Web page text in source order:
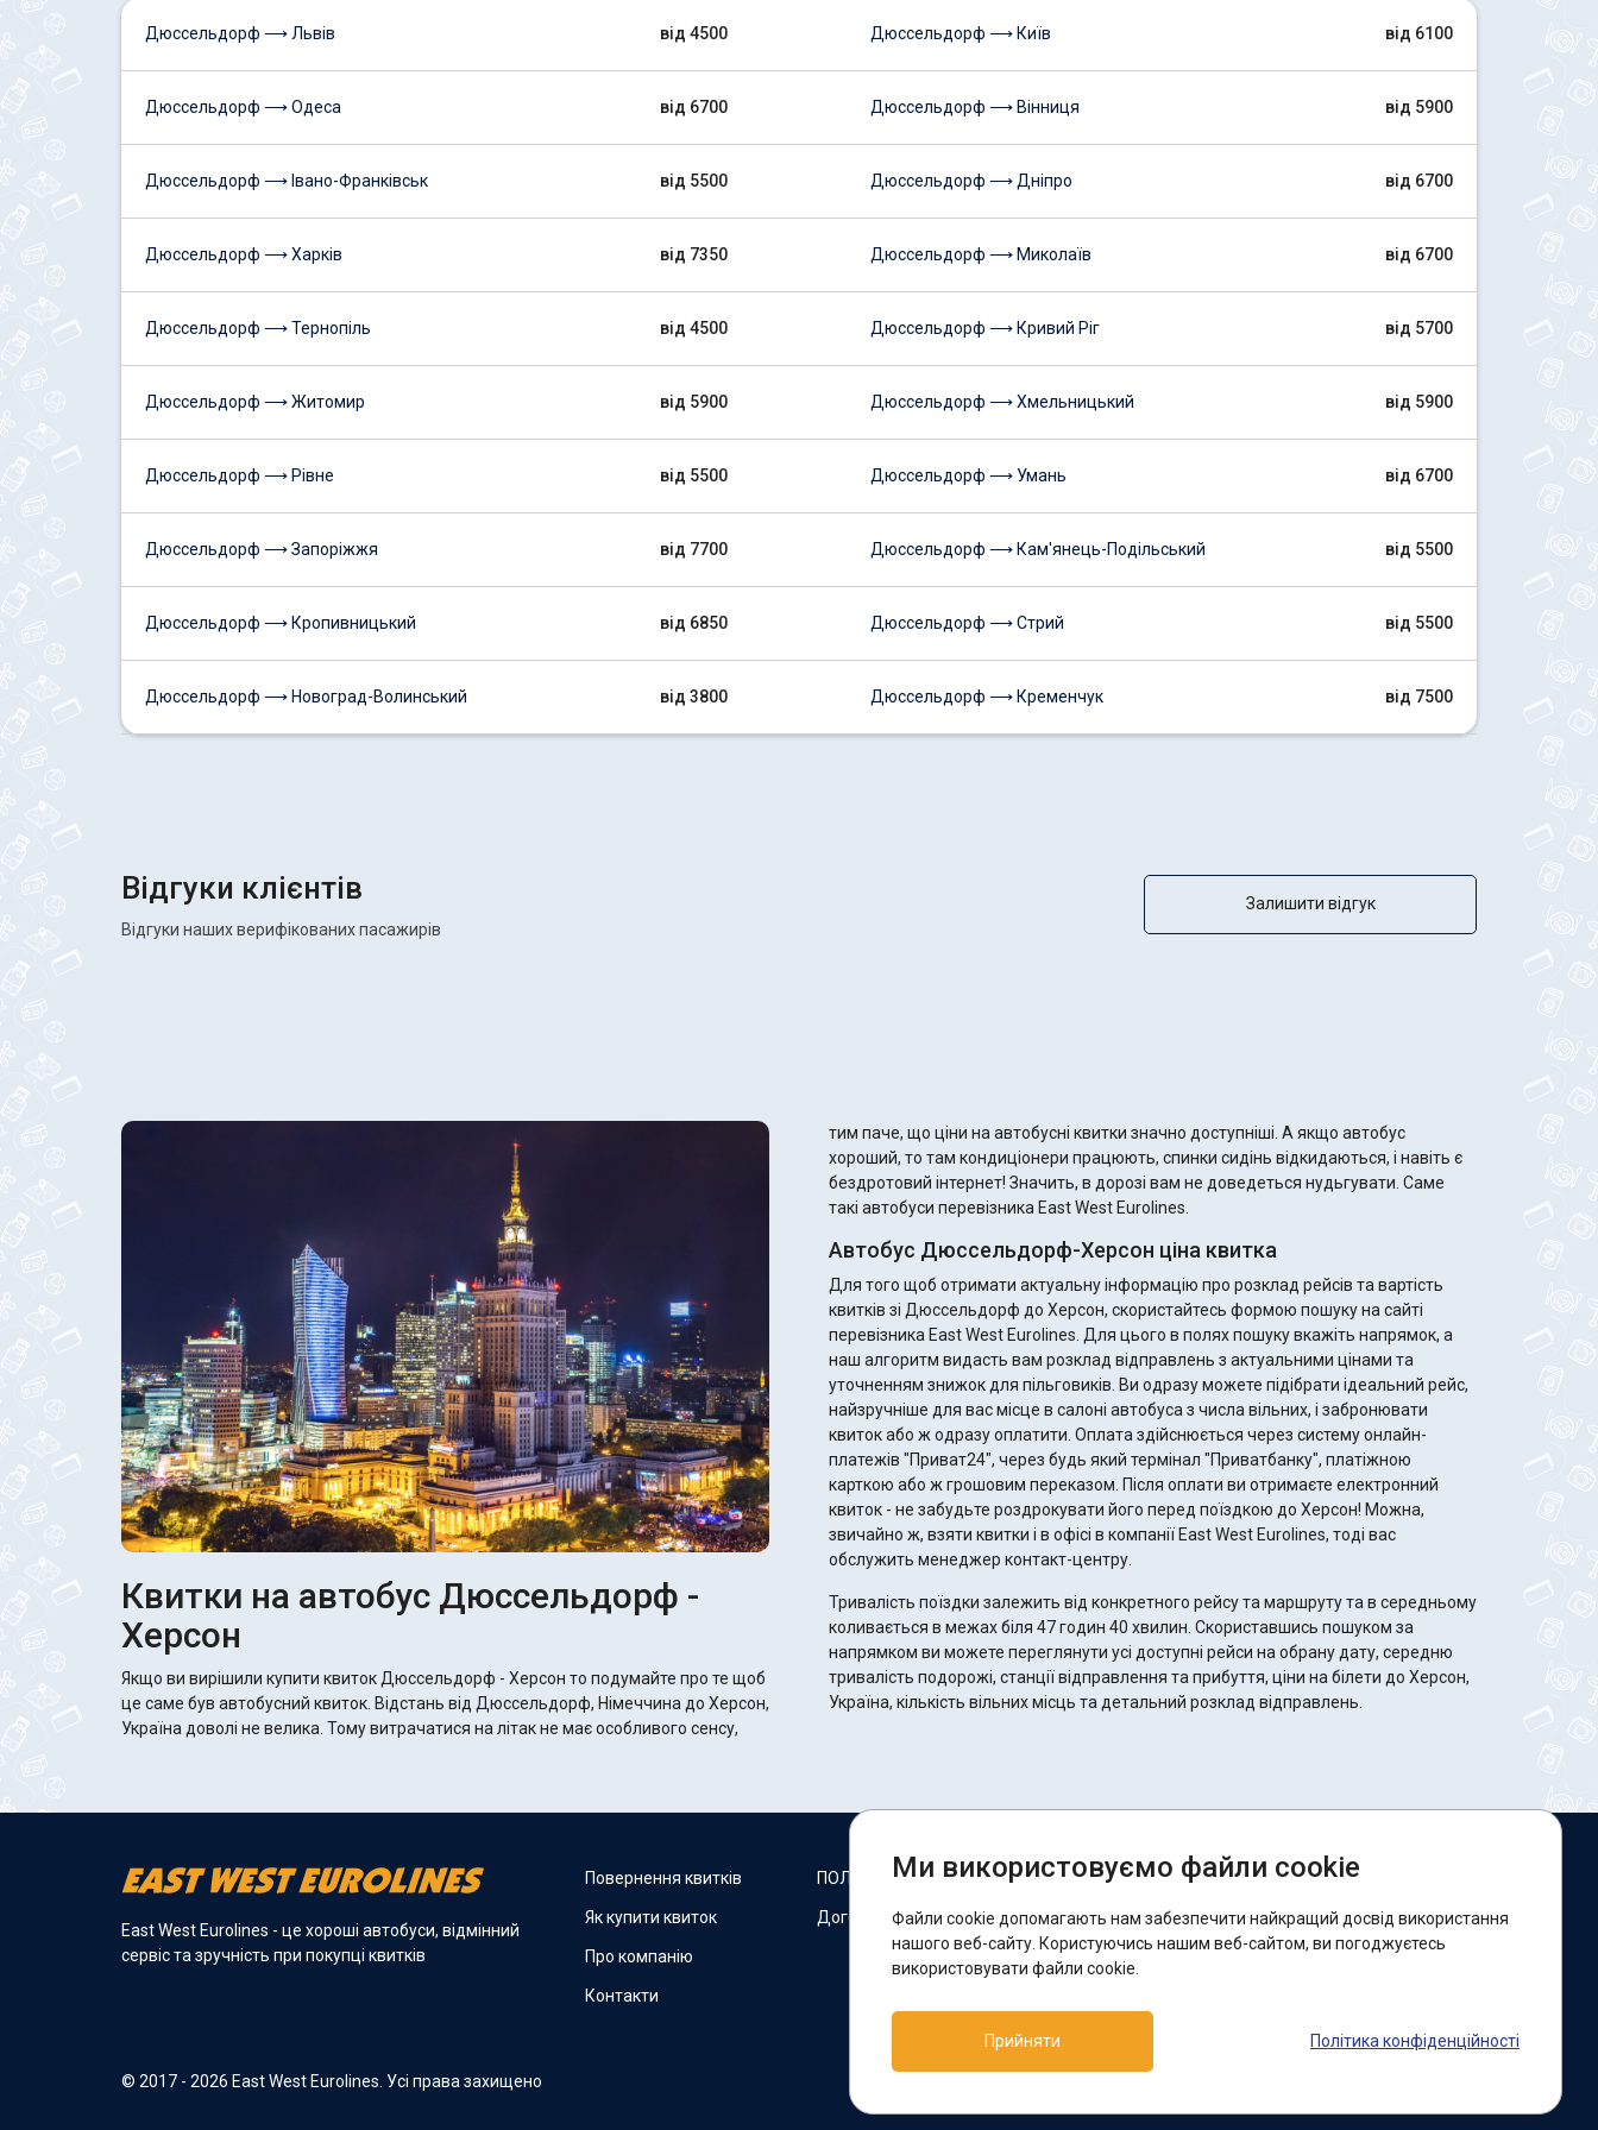
Дюссельдорф ⟶ Львів від 4500
Дюссельдорф ⟶ Одеса від 6700
Дюссельдорф ⟶ Івано-Франківськ від 5500
Дюссельдорф ⟶ Харків від 7350
Дюссельдорф ⟶ Тернопіль від 4500
Дюссельдорф ⟶ Житомир від 5900
Дюссельдорф ⟶ Рівне від 5500
Дюссельдорф ⟶ Запоріжжя від 7700
Дюссельдорф ⟶ Кропивницький від 6850
Дюссельдорф ⟶ Новоград-Волинський від 3800
Дюссельдорф ⟶ Київ від 6100
Дюссельдорф ⟶ Вінниця від 5900
Дюссельдорф ⟶ Дніпро від 6700
Дюссельдорф ⟶ Миколаїв від 6700
Дюссельдорф ⟶ Кривий Ріг від 5700
Дюссельдорф ⟶ Хмельницький від 5900
Дюссельдорф ⟶ Умань від 6700
Дюссельдорф ⟶ Кам'янець-Подільський від 5500
Дюссельдорф ⟶ Стрий від 5500
Дюссельдорф ⟶ Кременчук від 7500
Відгуки клієнтів
Відгуки наших верифікованих пасажирів
Залишити відгук
Квитки на автобус Дюссельдорф -
Херсон
Якщо ви вирішили купити квиток Дюссельдорф - Херсон то подумайте про те щоб
це саме був автобусний квиток. Відстань від Дюссельдорф, Німеччина до Херсон,
Україна доволі не велика. Тому витрачатися на літак не має особливого сенсу,
тим паче, що ціни на автобусні квитки значно доступніші. А якщо автобус
хороший, то там кондиціонери працюють, спинки сидінь відкидаються, і навіть є
бездротовий інтернет! Значить, в дорозі вам не доведеться нудьгувати. Саме
такі автобуси перевізника East West Eurolines.
Автобус Дюссельдорф-Херсон ціна квитка
Для того щоб отримати актуальну інформацію про розклад рейсів та вартість
квитків зі Дюссельдорф до Херсон, скористайтесь формою пошуку на сайті
перевізника East West Eurolines. Для цього в полях пошуку вкажіть напрямок, а
наш алгоритм видасть вам розклад відправлень з актуальними цінами та
уточненням знижок для пільговиків. Ви одразу можете підібрати ідеальний рейс,
найзручніше для вас місце в салоні автобуса з числа вільних, і забронювати
квиток або ж одразу оплатити. Оплата здійснюється через систему онлайн-
платежів "Приват24", через будь який термінал "Приватбанку", платіжною
карткою або ж грошовим переказом. Після оплати ви отримаєте електронний
квиток - не забудьте роздрокувати його перед поїздкою до Херсон! Можна,
звичайно ж, взяти квитки і в офісі в компанії East West Eurolines, тоді вас
обслужить менеджер контакт-центру.
Тривалість поїздки залежить від конкретного рейсу та маршруту та в середньому
коливається в межах біля 47 годин 40 хвилин. Скориставшись пошуком за
напрямком ви можете переглянути усі доступні рейси на обрану дату, середню
тривалість подорожі, станції відправлення та прибуття, ціни на білети до Херсон,
Україна, кількість вільних місць та детальний розклад відправлень.
East West Eurolines - це хороші автобуси, відмінний
сервіс та зручність при покупці квитків
© 2017 - 2026 East West Eurolines. Усі права захищено
Повернення квитків
Як купити квиток
Про компанію
Контакти
ПОЛІТИКА COOKIES
Договір оферти
Ми в соцмережах:
Facebook
Підтримка:
Telegram-бот
Ми використовуємо файли cookie
Файли cookie допомагають нам забезпечити найкращий досвід використання
нашого веб-сайту. Користуючись нашим веб-сайтом, ви погоджуєтесь
використовувати файли cookie.
Прийняти Політика конфіденційності